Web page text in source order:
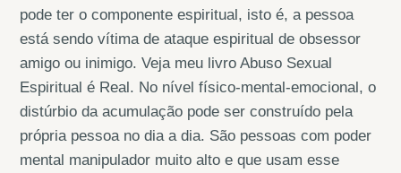
pode ter o componente espiritual, isto é, a pessoa
está sendo vítima de ataque espiritual de obsessor
amigo ou inimigo. Veja meu livro Abuso Sexual
Espiritual é Real. No nível físico-mental-emocional, o
distúrbio da acumulação pode ser construído pela
própria pessoa no dia a dia. São pessoas com poder
mental manipulador muito alto e que usam esse